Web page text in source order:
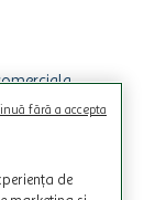
de
fără a accepta